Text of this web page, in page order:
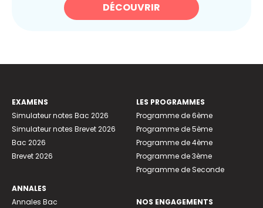
DÉCOUVRIR
EXAMENS
Simulateur notes Bac 2026
Simulateur notes Brevet 2026
Bac 2026
Brevet 2026
ANNALES
Annales Bac
LES PROGRAMMES
Programme de 6ème
Programme de 5ème
Programme de 4ème
Programme de 3ème
Programme de Seconde
NOS ENGAGEMENTS